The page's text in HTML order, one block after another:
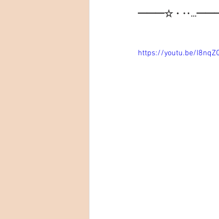
━━━☆・
https://youtu.be/